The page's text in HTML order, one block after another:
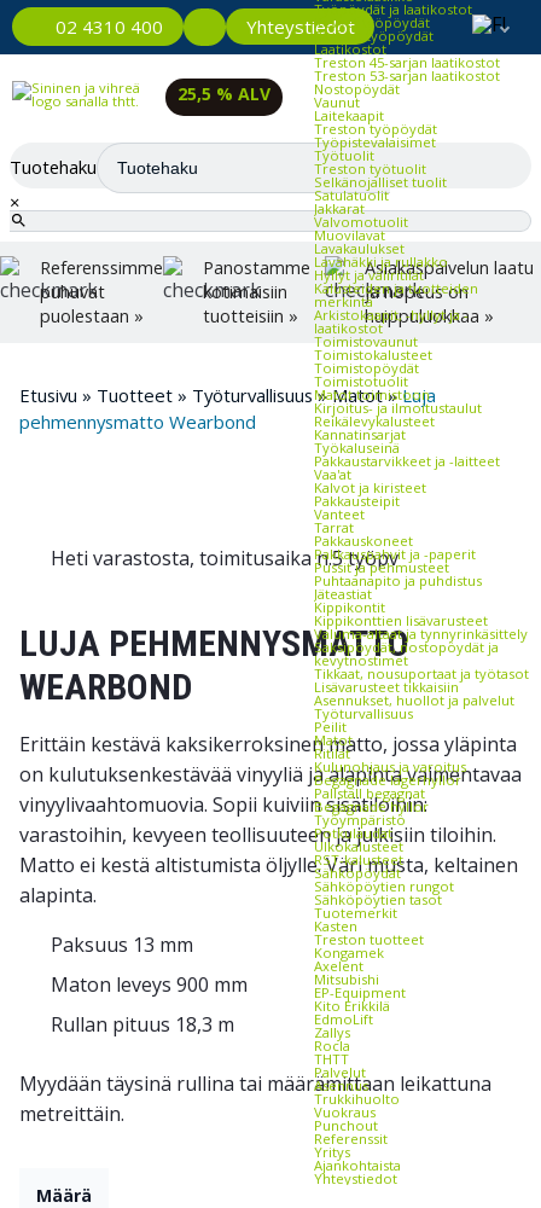
02 4310 400 Yhteystiedot
Työpöydät ja laatikostot
Kevyet työpöydät
Raskaat työpöydät
Laatikostot
Treston 45-sarjan laatikostot
Treston 53-sarjan laatikostot
Nostopöydät
Vaunut
Laitekaapit
Treston työpöydät
Työpistevalaisimet
Työtuolit
Treston työtuolit
Selkänojalliset tuolit
Satulatuolit
Jakkarat
Valvomotuolit
Muovilavat
Lavakaulukset
Lavahäkki ja rullakko
Hyllyt ja väliritilät
Kalusteiden ja tuotteiden
merkintä
Arkistokaapit, -hyllyt ja -
laatikostot
Toimistovaunut
Toimistokalusteet
Toimistopöydät
Toimistotuolit
Matot toimistoon
Kirjoitus- ja ilmoitustaulut
Reikälevykalusteet
Kannatinsarjat
Työkaluseinä
Pakkaustarvikkeet ja -laitteet
Vaa'at
Kalvot ja kiristeet
Pakkausteipit
Vanteet
Tarrat
Pakkauskoneet
Pakkauspahvit ja -paperit
Pussit ja pehmusteet
Puhtaanapito ja puhdistus
Jäteastiat
Kippikontit
Kippikonttien lisävarusteet
Valuma-altaat ja tynnyrinkäsittely
Saksipöydät, nostopöydät ja
kevytnostimet
Tikkaat, nousuportaat ja työtasot
Lisävarusteet tikkaisiin
Asennukset, huollot ja palvelut
Työturvallisuus
Peilit
Matot
Ritilät
Kulunohjaus ja varoitus
Begagnade lagerhyllor
Pallställ begagnat
Begagnade hyllor
Työympäristö
Potkulaudat
Ulkokalusteet
RST-kalusteet
Sähköpöydät
Sähköpöytien rungot
Sähköpöytien tasot
Tuotemerkit
Kasten
Treston tuotteet
Kongamek
Axelent
Mitsubishi
EP-Equipment
Kito Erikkilä
EdmoLift
Zallys
Rocla
THTT
Palvelut
Asennus
Trukkihuolto
Vuokraus
Punchout
Referenssit
Yritys
Ajankohtaista
Yhteystiedot
25,5 % ALV
Tuotehaku
×
Referenssimme
puhuvat
puolestaan »
Panostamme
kotimaisiin
tuotteisiin »
Asiakaspalvelun laatu
ja nopeus on
huippuluokkaa »
Etusivu » Tuotteet » Työturvallisuus»Matot»Luja
pehmennysmatto Wearbond
Heti varastosta, toimitusaika n.5 työpv
LUJA PEHMENNYSMATTO
WEARBOND
Erittäin kestävä kaksikerroksinen matto, jossa yläpinta
on kulutuksenkestävää vinyyliä ja alapinta vaimentavaa
vinyylivaahtomuovia. Sopii kuiviin sisätiloihin:
varastoihin, kevyeen teollisuuteen ja julkisiin tiloihin.
Matto ei kestä altistumista öljylle. Väri musta, keltainen
alapinta.
Paksuus 13 mm
Maton leveys 900 mm
Rullan pituus 18,3 m
Myydään täysinä rullina tai määrämittaan leikattuna
metreittäin.
Määrä